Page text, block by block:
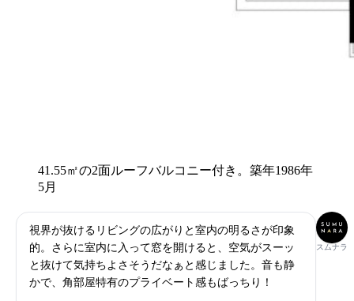
41.55㎡の2面ルーフバルコニー付き。築年1986年
5月
スムナラ
視界が抜けるリビングの広がりと室内の明るさが印象
的。さらに室内に入って窓を開けると、空気がスーッ
と抜けて気持ちよさそうだなぁと感じました。音も静
かで、角部屋特有のプライベート感もばっちり！